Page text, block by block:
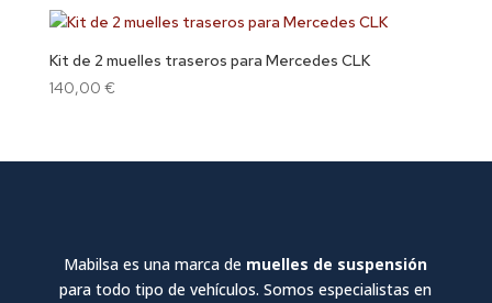
Kit de 2 muelles traseros para Mercedes CLK
140,00 €
Mabilsa es una marca de muelles de suspensión
para todo tipo de vehículos. Somos especialistas en